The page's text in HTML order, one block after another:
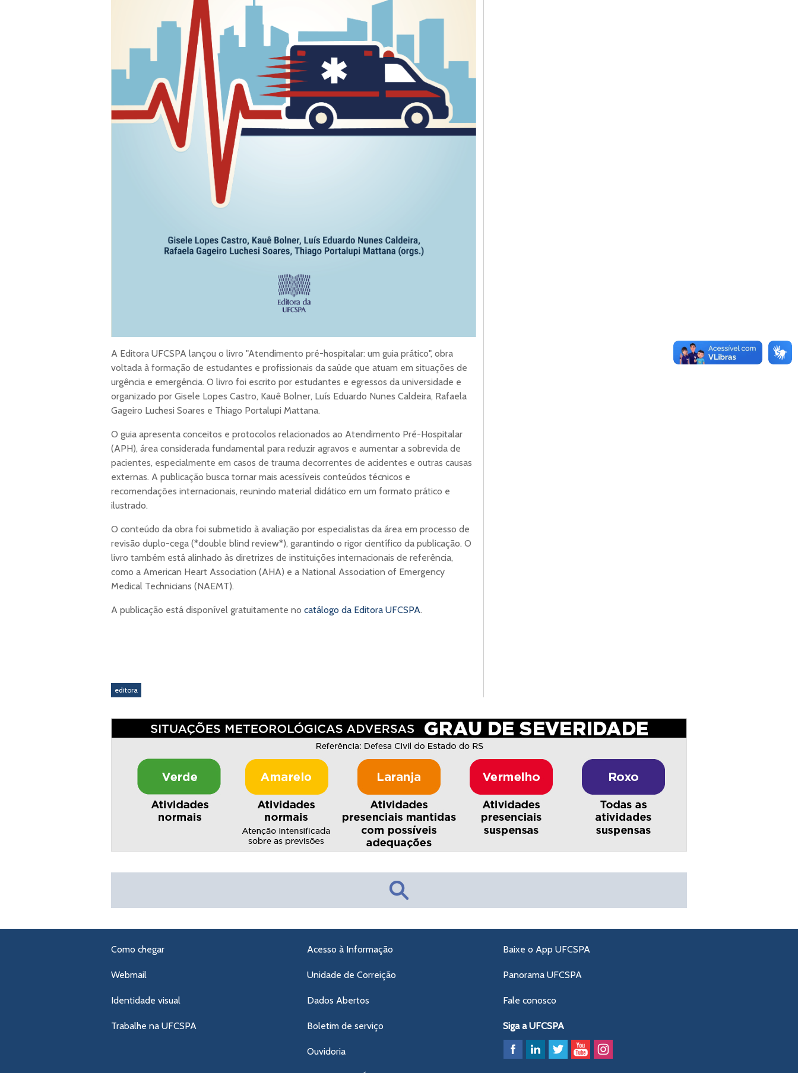
A Editora UFCSPA lançou o livro "Atendimento pré-hospitalar: um guia prático", obra
voltada à formação de estudantes e profissionais da saúde que atuam em situações de
urgência e emergência. O livro foi escrito por estudantes e egressos da universidade e
organizado por Gisele Lopes Castro, Kauê Bolner, Luís Eduardo Nunes Caldeira, Rafaela
Gageiro Luchesi Soares e Thiago Portalupi Mattana.
O guia apresenta conceitos e protocolos relacionados ao Atendimento Pré-Hospitalar
(APH), área considerada fundamental para reduzir agravos e aumentar a sobrevida de
pacientes, especialmente em casos de trauma decorrentes de acidentes e outras causas
externas. A publicação busca tornar mais acessíveis conteúdos técnicos e
recomendações internacionais, reunindo material didático em um formato prático e
ilustrado.
O conteúdo da obra foi submetido à avaliação por especialistas da área em processo de
revisão duplo-cega (*double blind review*), garantindo o rigor científico da publicação. O
livro também está alinhado às diretrizes de instituições internacionais de referência,
como a American Heart Association (AHA) e a National Association of Emergency
Medical Technicians (NAEMT).
A publicação está disponível gratuitamente no catálogo da Editora UFCSPA.
editora
Como chegar
Webmail
Identidade visual
Trabalhe na UFCSPA
Acesso à Informação
Unidade de Correição
Dados Abertos
Boletim de serviço
Ouvidoria
Baixe o App UFCSPA
Panorama UFCSPA
Fale conosco
Siga a UFCSPA